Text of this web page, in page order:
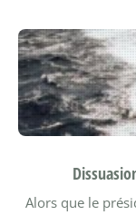
Alors que le